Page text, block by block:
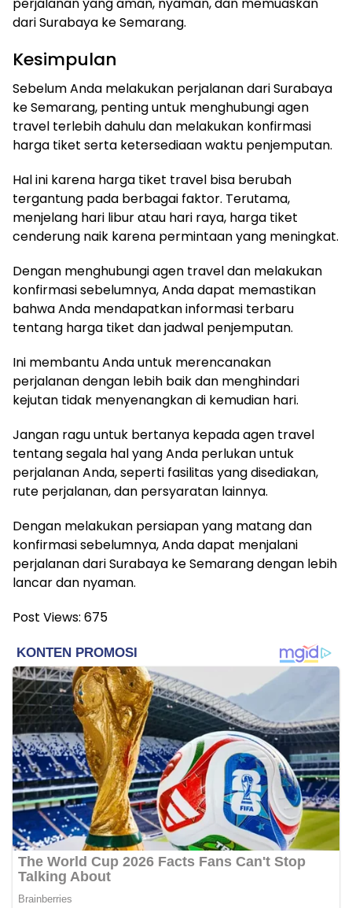
dari Surabaya ke Semarang.
Kesimpulan
Sebelum Anda melakukan perjalanan dari Surabaya
ke Semarang, penting untuk menghubungi agen
travel terlebih dahulu dan melakukan konfirmasi
harga tiket serta ketersediaan waktu penjemputan.
Hal ini karena harga tiket travel bisa berubah
tergantung pada berbagai faktor. Terutama,
menjelang hari libur atau hari raya, harga tiket
cenderung naik karena permintaan yang meningkat.
Dengan menghubungi agen travel dan melakukan
konfirmasi sebelumnya, Anda dapat memastikan
bahwa Anda mendapatkan informasi terbaru
tentang harga tiket dan jadwal penjemputan.
Ini membantu Anda untuk merencanakan
perjalanan dengan lebih baik dan menghindari
kejutan tidak menyenangkan di kemudian hari.
Jangan ragu untuk bertanya kepada agen travel
tentang segala hal yang Anda perlukan untuk
perjalanan Anda, seperti fasilitas yang disediakan,
rute perjalanan, dan persyaratan lainnya.
Dengan melakukan persiapan yang matang dan
konfirmasi sebelumnya, Anda dapat menjalani
perjalanan dari Surabaya ke Semarang dengan lebih
lancar dan nyaman.
Post Views: 675